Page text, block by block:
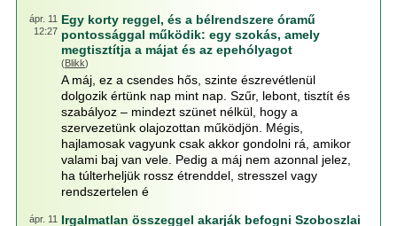
ápr. 11
12:27
Egy korty reggel, és a bélrendszere óramű
pontossággal működik: egy szokás, amely
megtisztítja a májat és az epehólyagot
(Blikk)
A máj, ez a csendes hős, szinte észrevétlenül
dolgozik értünk nap mint nap. Szűr, lebont, tisztít és
szabályoz – mindezt szünet nélkül, hogy a
szervezetünk olajozottan működjön. Mégis,
hajlamosak vagyunk csak akkor gondolni rá, amikor
valami baj van vele. Pedig a máj nem azonnal jelez,
ha túlterheljük rossz étrenddel, stresszel vagy
rendszertelen é
ápr. 11 Irgalmatlan összeggel akarják befogni Szoboszlai